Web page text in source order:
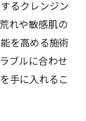
るクレンジン
れや敏感肌の
を高める施術
ブルに合わせ
手に入れるこ